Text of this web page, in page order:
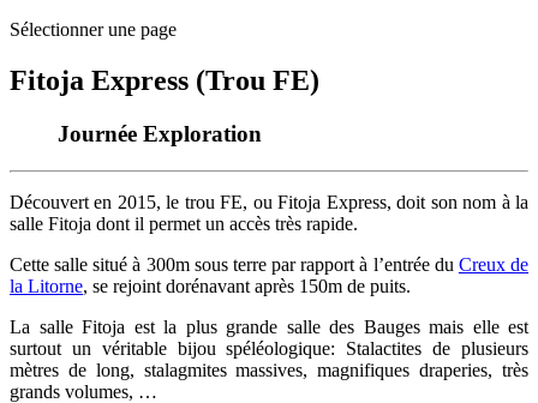
Sélectionner une page
Fitoja Express (Trou FE)
Journée Exploration
Découvert en 2015, le trou FE, ou Fitoja Express, doit son nom à la
salle Fitoja dont il permet un accès très rapide.
Cette salle situé à 300m sous terre par rapport à l’entrée du Creux de
la Litorne, se rejoint dorénavant après 150m de puits.
La salle Fitoja est la plus grande salle des Bauges mais elle est
surtout un véritable bijou spéléologique: Stalactites de plusieurs
mètres de long, stalagmites massives, magnifiques draperies, très
grands volumes, …